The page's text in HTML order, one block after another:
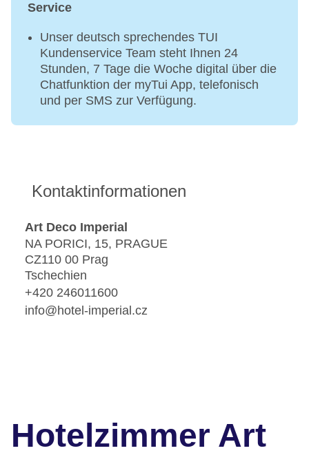
Service
Unser deutsch sprechendes TUI
Kundenservice Team steht Ihnen 24
Stunden, 7 Tage die Woche digital über die
Chatfunktion der myTui App, telefonisch
und per SMS zur Verfügung.
Kontaktinformationen
Art Deco Imperial
NA PORICI, 15, PRAGUE
CZ110 00 Prag
Tschechien
+420 246011600
info@hotel-imperial.cz
Hotelzimmer Art